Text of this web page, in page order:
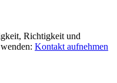
Richtigkeit und
Kontakt aufnehmen